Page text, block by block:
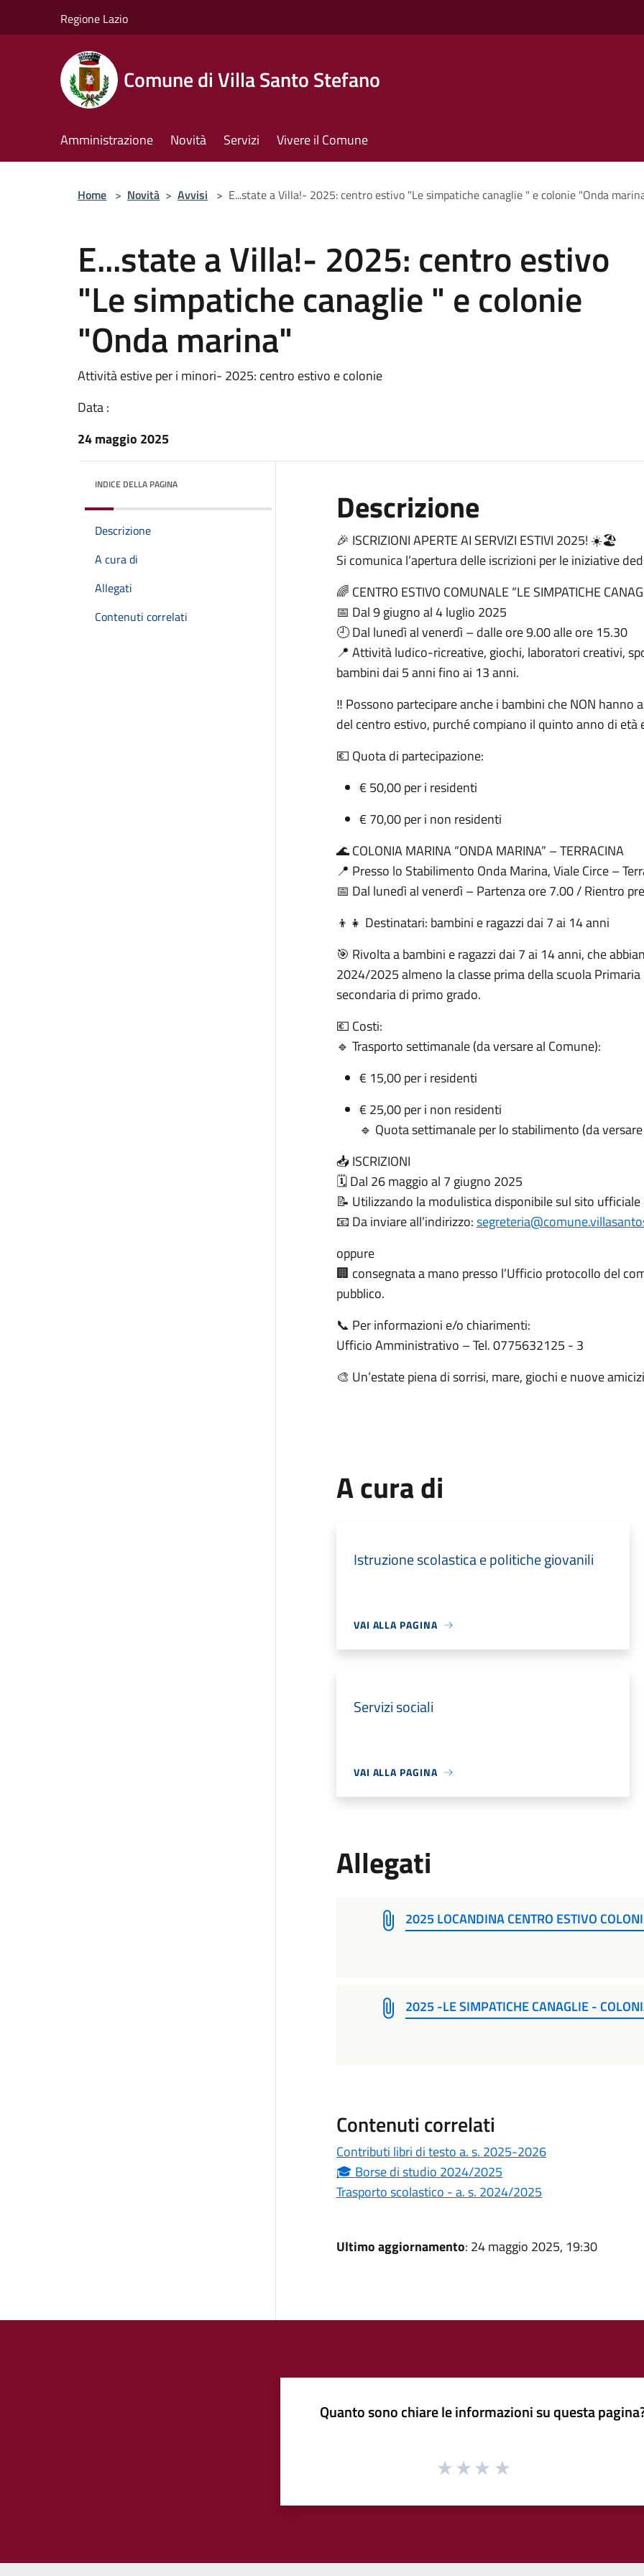
Regione Lazio
Comune di Villa Santo Stefano
Amministrazione Novità Servizi Vivere il Comune
Home > Novità > Avvisi > E...state a Villa!- 2025: centro estivo "Le simpatiche canaglie " e colonie "Onda
E...state a Villa!- 2025: centro estivo
"Le simpatiche canaglie " e colonie
"Onda marina"
Attività estive per i minori- 2025: centro estivo e colonie
Data :
24 maggio 2025
INDICE DELLA PAGINA
Descrizione
A cura di
Allegati
Contenuti correlati
Descrizione
🎉 ISCRIZIONI APERTE AI SERVIZI ESTIVI 2025! ☀️🏖️
Si comunica l’apertura delle iscrizioni per le iniziative
🌈 CENTRO ESTIVO COMUNALE “LE SIMPATICHE
📅 Dal 9 giugno al 4 luglio 2025
🕘 Dal lunedì al venerdì – dalle ore 9.00 alle ore 15.30
📍 Attività ludico-ricreative, giochi, laboratori creativi,
bambini dai 5 anni fino ai 13 anni.
‼️ Possono partecipare anche i bambini che NON
del centro estivo, purché compiano il quinto anno di
💶 Quota di partecipazione:
€ 50,00 per i residenti
€ 70,00 per i non residenti
🌊 COLONIA MARINA “ONDA MARINA” – TERRACINA
📍 Presso lo Stabilimento Onda Marina, Viale Circe –
📅 Dal lunedì al venerdì – Partenza ore 7.00 / Rientro
👦👧 Destinatari: bambini e ragazzi dai 7 ai 14 anni
🎯 Rivolta a bambini e ragazzi dai 7 ai 14 anni, che
2024/2025 almeno la classe prima della scuola
secondaria di primo grado.
💶 Costi:
🔹 Trasporto settimanale (da versare al Comune):
€ 15,00 per i residenti
€ 25,00 per i non residenti
🔹 Quota settimanale per lo stabilimento (da
📥 ISCRIZIONI
🗓️ Dal 26 maggio al 7 giugno 2025
📝 Utilizzando la modulistica disponibile sul sito
📧 Da inviare all’indirizzo:
oppure
🏢 consegnata a mano presso l’Ufficio protocollo del
pubblico.
📞 Per informazioni e/o chiarimenti:
Ufficio Amministrativo – Tel. 0775632125 - 3
🎨 Un’estate piena di sorrisi, mare, giochi e nuove
A cura di
Istruzione scolastica e politiche giovanili
VAI ALLA PAGINA
Servizi sociali
VAI ALLA PAGINA
Allegati
2025 LOCANDINA CENTRO ESTIVO
2025 -LE SIMPATICHE CANAGLIE -
Contenuti correlati
Contributi libri di testo a. s. 2025-2026
🎓 Borse di studio 2024/2025
Trasporto scolastico - a. s. 2024/2025
Ultimo aggiornamento: 24 maggio 2025, 19:30
Quanto sono chiare le informazioni su questa